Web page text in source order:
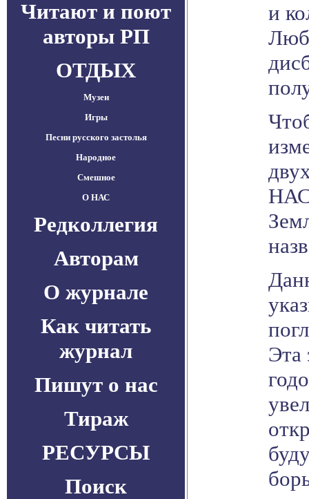
Читают и поют
авторы РП
ОТДЫХ
Музеи
Игры
Песни русского застолья
Народное
Смешное
О НАС
Редколлегия
Авторам
О журнале
Как читать
журнал
Пишут о нас
Тираж
РЕСУРСЫ
Поиск
и
Эта